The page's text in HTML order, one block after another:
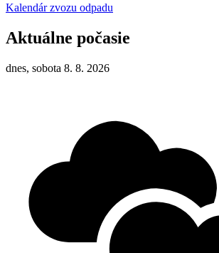
Kalendár zvozu odpadu
Aktuálne počasie
dnes, sobota 8. 8. 2026